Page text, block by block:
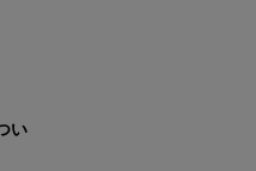
い